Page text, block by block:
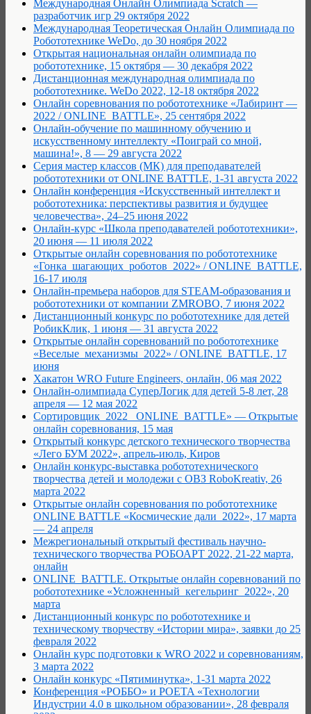
Международная Онлайн Олимпиада Scratch —
разработчик игр 29 октября 2022
Международная Теоретическая Онлайн Олимпиада по
Робототехнике WeDo, до 30 ноября 2022
Открытая национальная онлайн олимпиада по
робототехнике, 15 октября — 30 декабря 2022
Дистанционная международная олимпиада по
робототехнике. WeDo 2022, 12-18 октября 2022
Онлайн соревнования по робототехнике «Лабиринт —
2022 / ONLINE_BATTLE», 25 сентября 2022
Онлайн-обучение по машинному обучению и
искусственному интеллекту «Поиграй со мной,
машина!», 8 — 29 августа 2022
Серия мастер классов (МК) для преподавателей
робототехники от ONLINE BATTLE, 1-31 августа 2022
Онлайн конференция «Искусственный интеллект и
робототехника: перспективы развития и будущее
человечества», 24–25 июня 2022
Онлайн-курс «Школа преподавателей робототехники»,
20 июня — 11 июля 2022
Открытые онлайн соревнования по робототехнике
«Гонка_шагающих_роботов_2022» / ONLINE_BATTLE,
16-17 июля
Онлайн-премьера наборов для STEAM-образования и
робототехники от компании ZMROBO, 7 июня 2022
Дистанционный конкурс по робототехнике для детей
РобикКлик, 1 июня — 31 августа 2022
Открытые онлайн соревнований по робототехнике
«Веселые_механизмы_2022» / ONLINE_BATTLE, 17
июня
Хакатон WRO Future Engineers, онлайн, 06 мая 2022
Онлайн-олимпиада СуперЛогик для детей 5-8 лет, 28
апреля — 12 мая 2022
Сортировщик_2022 _ONLINE_BATTLE» — Открытые
онлайн соревнования, 15 мая
Открытый конкурс детского технического творчества
«Лего БУМ 2022», апрель-июль, Киров
Онлайн конкурс-выставка робототехнического
творчества детей и молодежи с ОВЗ RoboKreativ, 26
марта 2022
Открытые онлайн соревнования по робототехнике
ONLINE BATTLE «Космические дали_2022», 17 марта
— 24 апреля
Межрегиональный открытый фестиваль научно-
технического творчества РОБОАРТ 2022, 21-22 марта,
онлайн
ONLINE_BATTLE. Открытые онлайн соревнований по
робототехнике «Усложненный_кегельринг_2022», 20
марта
Дистанционный конкурс по робототехнике и
техническому творчеству «Истории мира», заявки до 25
февраля 2022
Онлайн курс подготовки к WRO 2022 и соревнованиям,
3 марта 2022
Онлайн конкурс «Пятиминутка», 1-31 марта 2022
Конференция «РОББО» и POETA «Технологии
Индустрии 4.0 в школьном образовании», 28 февраля